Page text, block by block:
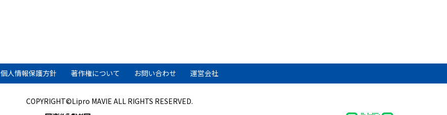
個人情報保護方針 著作権について お問い合わせ 運営会社
COPYRIGHT©Lipro MAVIE ALL RIGHTS RESERVED.